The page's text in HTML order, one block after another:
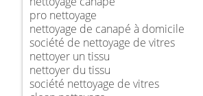
pro nettoyage
nettoyage de canapé à domicile
société de nettoyage de vitres
nettoyer un tissu
nettoyer du tissu
société nettoyage de vitres